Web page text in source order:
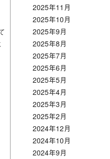
2025年11月
2025年10月
2025年9月
2025年8月
2025年7月
2025年6月
2025年5月
2025年4月
2025年3月
2025年2月
2024年12月
2024年10月
2024年9月